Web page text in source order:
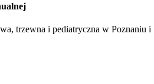
trzewna i pediatryczna w